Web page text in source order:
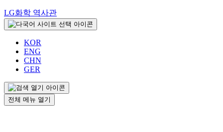
LG화학 역사관
KOR
ENG
CHN
GER
전체 메뉴 열기